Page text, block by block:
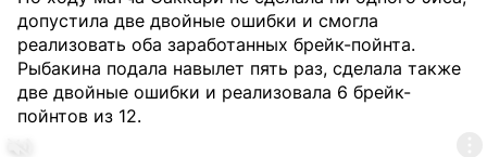
допустила две двойные ошибки и смогла
реализовать оба заработанных брейк-пойнта.
Рыбакина подала навылет пять раз, сделала также
две двойные ошибки и реализовала 6 брейк-
пойнтов из 12.